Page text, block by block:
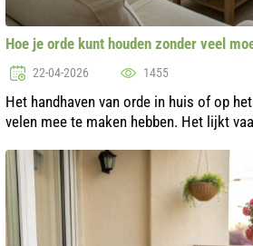
Hoe je orde kunt houden zonder veel
22-04-2026 1455
Het handhaven van orde in huis of op
velen mee te maken hebben. Het lijkt
effectieve m...